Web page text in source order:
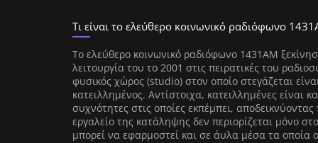
Τι είναι το ελεύθερο κοινωνικό ραδιόφωνο
Tο ελεύθερο κοινωνικό ραδιόφωνο 1431AM
λειτουργία του το 2001 στις πειρατικές του
φυσικός χώρος (studio) στον οποίο στεγάζεται
κατειλλημένος. Αντίστοιχα, κατειλλημένες είναι
συχνότητες στις οποίες εκπέμπει,
εργαλείο της κατάληψης δεν περιορίζεται μόνο
μπορεί να εφαρμοστεί και σε άυλα μέσα τα οποία